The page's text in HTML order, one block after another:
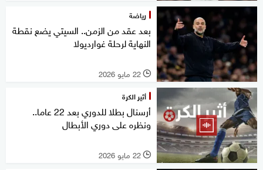
رياضة
بعد عقد ‌من الزمن.. السيتي يضع نقطة
النهاية لرحلة غوارديولا
l 22 مايو 2026
أثير الكرة
أرسنال بطلا للدوري بعد 22 عاما..
ونظره على دوري الأبطال
l 22 مايو 2026